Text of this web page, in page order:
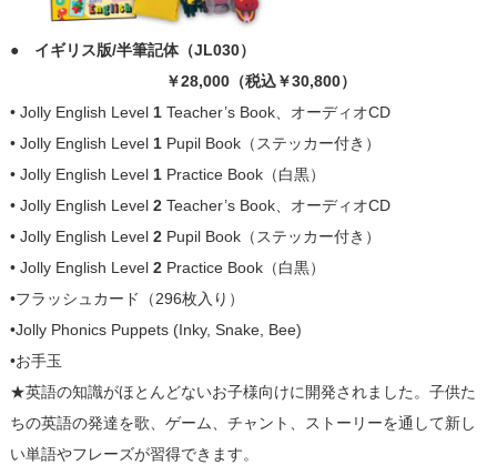
● イギリス版/半筆記体（JL030）
￥28,000（税込￥30,800）
• Jolly English Level 1Teacher’s Book、オーディオCD
• Jolly English Level 1Pupil Book（ステッカー付き）
• Jolly English Level 1Practice Book（白黒）
• Jolly English Level 2Teacher’s Book、オーディオCD
• Jolly English Level2Pupil Book（ステッカー付き）
• Jolly English Level 2Practice Book（白黒）
•フラッシュカード（296枚入り）
•Jolly Phonics Puppets (Inky, Snake, Bee)
•お手玉
★英語の知識がほとんどないお子様向けに開発されました。子供た
ちの英語の発達を歌、 ゲーム、チャント、ストーリーを通して新し
い単語やフレーズが習得できます。